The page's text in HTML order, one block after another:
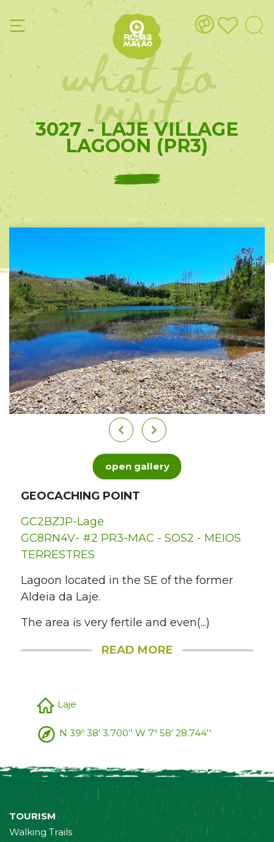
what to
visit
3027 - LAJE VILLAGE
LAGOON (PR3)
open gallery
GEOCACHING POINT
GC2BZJP-Lage
GC8RN4V- #2 PR3-MAC - SOS2 - MEIOS
TERRESTRES
Lagoon located in the SE of the former
Aldeia da Laje.
The area is very fertile and even(...)
READ MORE
Laje
N 39º 38' 3.700'' W 7º 58' 28.744''
TOURISM
Walking Trails